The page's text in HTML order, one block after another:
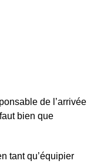
de l’arrivée
bien que
tant qu’équipier